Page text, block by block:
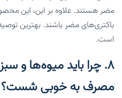
مضر هستند. علاوه بر این، این
باکتری‌های مضر باشند. بهترین
است.
۸. چرا باید میوه‌ها و
مصرف به خوبی شست؟